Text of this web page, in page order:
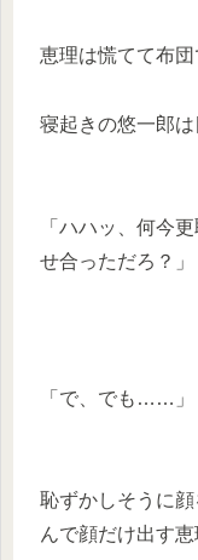
恵理は慌てて布団
寝起きの悠一郎は
「ハハッ、何今
せ合っただろ？」
「で、でも……」
恥ずかしそうに
んで顔だけ出す恵